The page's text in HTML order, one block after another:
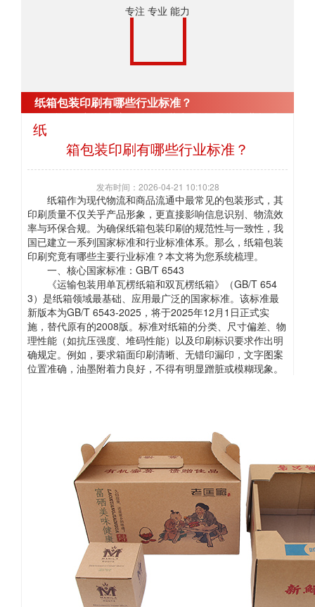
专注 专业 能力
纸箱包装印刷有哪些行业标准？
首页>新闻中心>纸箱包装印刷有哪些行业标准？
纸
箱包装印刷有哪些行业标准？
发布时间：2026-04-21 10:10:28
纸箱作为现代物流和商品流通中最常见的包装形式，其
印刷质量不仅关乎产品形象，更直接影响信息识别、物流效
率与环保合规。为确保纸箱包装印刷的规范性与一致性，我
国已建立一系列国家标准和行业标准体系。那么，纸箱包装
印刷究竟有哪些主要行业标准？本文将为您系统梳理。
一、核心国家标准：GB/T 6543
《运输包装用单瓦楞纸箱和双瓦楞纸箱》（GB/T 654
3）是纸箱领域最基础、应用最广泛的国家标准。该标准最
新版本为GB/T 6543-2025，将于2025年12月1日正式实
施，替代原有的2008版。标准对纸箱的分类、尺寸偏差、物
理性能（如抗压强度、堆码性能）以及印刷标识要求作出明
确规定。例如，要求箱面印刷清晰、无错印漏印，文字图案
位置准确，油墨附着力良好，不得有明显蹭脏或模糊现象。